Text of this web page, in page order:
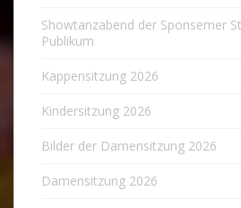
Showtanzabend der Sponsemer
Publikum
Kappensitzung 2026
Kindersitzung 2026
Bilder der Damensitzung 2026
Damensitzung 2026